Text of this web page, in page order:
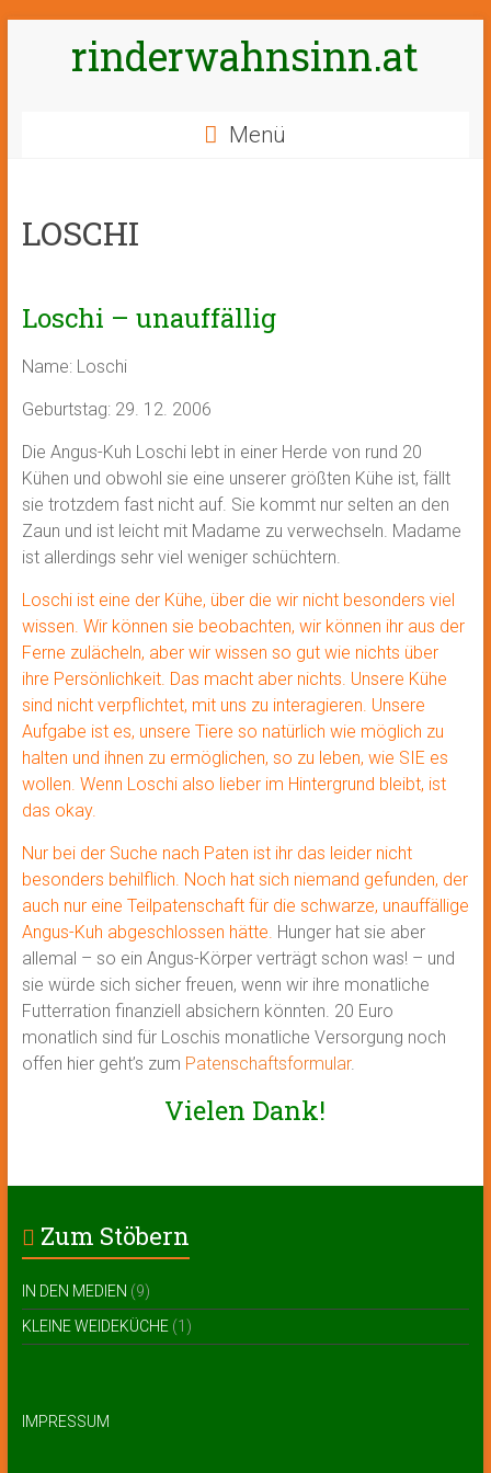
rinderwahnsinn.at
Menü
LOSCHI
Loschi – unauffällig
Name: Loschi
Geburtstag: 29. 12. 2006
Die Angus-Kuh Loschi lebt in einer Herde von rund 20
Kühen und obwohl sie eine unserer größten Kühe ist, fällt
sie trotzdem fast nicht auf. Sie kommt nur selten an den
Zaun und ist leicht mit Madame zu verwechseln. Madame
ist allerdings sehr viel weniger schüchtern.
Loschi ist eine der Kühe, über die wir nicht besonders viel
wissen. Wir können sie beobachten, wir können ihr aus der
Ferne zulächeln, aber wir wissen so gut wie nichts über
ihre Persönlichkeit. Das macht aber nichts. Unsere Kühe
sind nicht verpflichtet, mit uns zu interagieren. Unsere
Aufgabe ist es, unsere Tiere so natürlich wie möglich zu
halten und ihnen zu ermöglichen, so zu leben, wie SIE es
wollen. Wenn Loschi also lieber im Hintergrund bleibt, ist
das okay.
Nur bei der Suche nach Paten ist ihr das leider nicht
besonders behilflich. Noch hat sich niemand gefunden, der
auch nur eine Teilpatenschaft für die schwarze, unauffällige
Angus-Kuh abgeschlossen hätte. Hunger hat sie aber
allemal – so ein Angus-Körper verträgt schon was! – und
sie würde sich sicher freuen, wenn wir ihre monatliche
Futterration finanziell absichern könnten. 20 Euro
monatlich sind für Loschis monatliche Versorgung noch
offen hier geht’s zum Patenschaftsformular.
Vielen Dank!
Zum Stöbern
IN DEN MEDIEN (9)
KLEINE WEIDEKÜCHE(1)
IMPRESSUM